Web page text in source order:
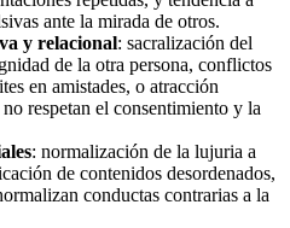
ante la mirada de otros.
y relacional: sacralización del
de la otra persona, conflictos
en amistades, o atracción
respetan el consentimiento y la
: normalización de la lujuria a
de contenidos desordenados,
conductas contrarias a la